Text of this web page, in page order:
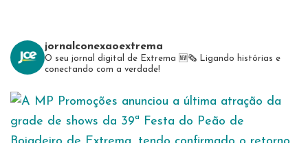
jornalconexaoextrema
O seu jornal digital de Extrema 🆕️🗞 Ligando histórias e
conectando com a verdade!